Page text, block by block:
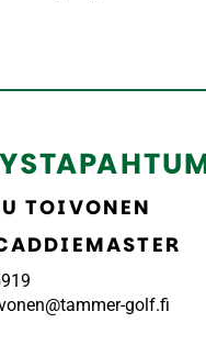
TOIVONEN
golf.fi